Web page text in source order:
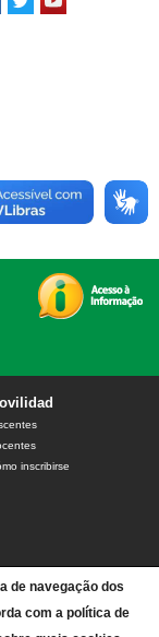
inscribirse
de navegação dos
com a política de